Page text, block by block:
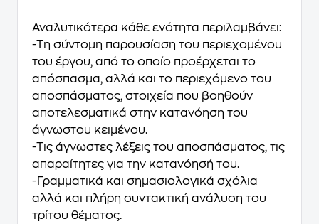
Αναλυτικότερα κάθε ενότητα περιλαμβάνει:
-Τη σύντομη παρουσίαση του περιεχομένου
του έργου, από το οποίο προέρχεται το
απόσπασμα, αλλά και το περιεχόμενο του
αποσπάσματος, στοιχεία που βοηθούν
αποτελεσματικά στην κατανόηση του
άγνωστου κειμένου.
-Τις άγνωστες λέξεις του αποσπάσματος, τις
απαραίτητες για την κατανόησή του.
-Γραμματικά και σημασιολογικά σχόλια
αλλά και πλήρη συντακτική ανάλυση του
τρίτου θέματος.